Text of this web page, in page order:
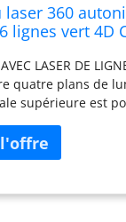
laser 360
lignes vert 4D
Magnétique,
LASER DE
quatre plans de
supérieure est
est pour le
degrés peut
de 2,5 cm à 8,9
tracés carrés.